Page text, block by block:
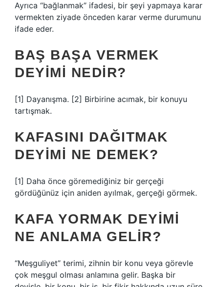
Ayrıca “bağlanmak” ifadesi, bir şeyi yapmaya karar
vermekten ziyade önceden karar verme durumunu
ifade eder.
BAŞ BAŞA VERMEK
DEYIMI NEDIR?
[1] Dayanışma. [2] Birbirine acımak, bir konuyu
tartışmak.
KAFASINI DAĞITMAK
DEYIMI NE DEMEK?
[1] Daha önce göremediğiniz bir gerçeği
gördüğünüz için aniden ayılmak, gerçeği görmek.
KAFA YORMAK DEYIMI
NE ANLAMA GELIR?
“Meşguliyet” terimi, zihnin bir konu veya görevle
çok meşgul olması anlamına gelir. Başka bir